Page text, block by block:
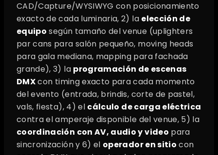
CAD/Capture/WYSIWYG con posicionamiento
exacto de cada luminaria, 2) la elección de
equipo según tamaño del venue (uplighters
par cans para salón pequeño, moving heads
para gala mediana, mapping para fachada
grande), 3) la programación de escenas
DMXcon timing exacto para cada momento
del evento (entrada, brindis, corte de pastel,
vals, fiesta), 4) el cálculo de carga eléctrica
contra el amperaje disponible del venue, 5) la
coordinación con AV, audio y video para
sincronización y 6) el operador en sitio con